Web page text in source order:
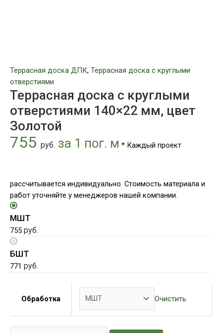
Террасная доска ДПК, Террасная доска с круглыми
отверстиями
Террасная доска с круглыми
отверстиями 140×22 мм, цвет
Золотой
755 руб. за 1 пог. м * Каждый проект
рассчитывается индивидуально. Стоимость материала и
работ уточняйте у менеджеров нашей компании.
МШТ
755 руб.
БШТ
771 руб.
Обработка Очистить